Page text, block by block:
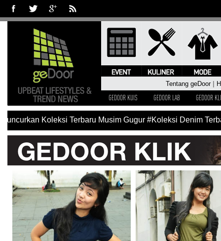
Tentang geDoor|
GEDOOR KUIS GEDOOR LAB GEDOOR
Koleksi Terbaru Musim Gugur #Koleksi Denim